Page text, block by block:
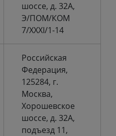
шоссе, д. 32А,
Э/ПОМ/КОМ
7/XXXI/1-14
Российская
Федерация,
125284, г.
Москва,
Хорошевское
шоссе, д. 32А,
подъезд 11,